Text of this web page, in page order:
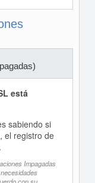
está
sabiendo si
el registro de
Impagadas